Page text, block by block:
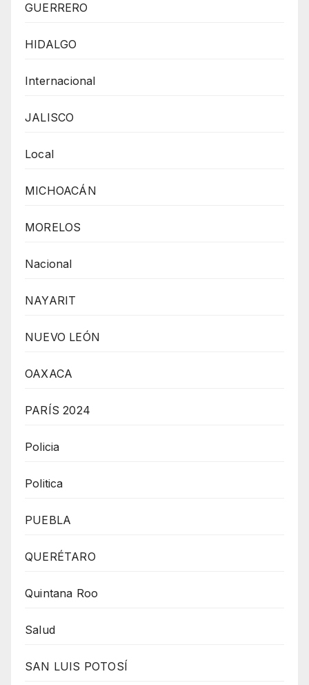
GUERRERO
HIDALGO
Internacional
JALISCO
Local
MICHOACÁN
MORELOS
Nacional
NAYARIT
NUEVO LEÓN
OAXACA
PARÍS 2024
Policia
Politica
PUEBLA
QUERÉTARO
Quintana Roo
Salud
SAN LUIS POTOSÍ